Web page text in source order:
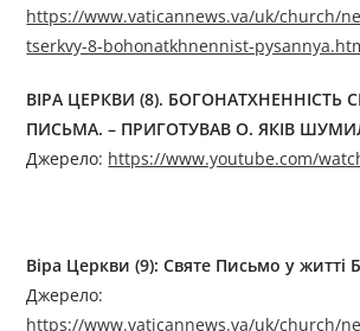
https://www.vaticannews.va/uk/church/
tserkvy-8-bohonatkhnennist-
ВІРА ЦЕРКВИ (8). БОГОНАТХНЕННІСТЬ
ПИСЬМА. – ПРИГОТУВАВ О. ЯКІВ
Джерелo: https://www.youtube.com/
Віра Церкви (9): Святе Письмо у
Джерелo:
https://www.vaticannews.va/uk/church/